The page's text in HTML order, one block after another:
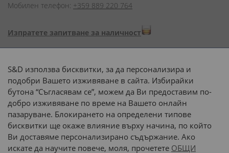
Мобилен телефон: +359 889 220 764
Изпратете запитване за наличност
Начини на плащане:
Доставка до адрес с:
или
наш транспорт
S&D използва бисквитки, за да персонализира и
подобри Вашето изживяване в сайта. Избирайки
бутона “Съгласявам се”, можем да Ви предоставим по-
добро изживяване по време на Вашето онлайн
пазаруване. Блокирането на определени типове
бисквитки ще окаже влияние върху начина, по който
Ви доставяме персонализирано съдържание. Ако
искате да научите повече, моля, прочетете ОБЩИ